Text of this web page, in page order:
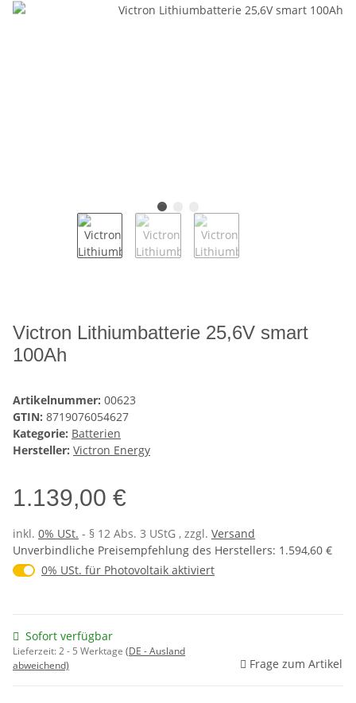
Victron Lithiumbatterie 25,6V smart
100Ah
Artikelnummer: 00623
GTIN: 8719076054627
Kategorie: Batterien
Hersteller: Victron Energy
1.139,00 €
inkl. 0% USt. - § 12 Abs. 3 UStG , zzgl. Versand
Unverbindliche Preisempfehlung des Herstellers: 1.594,60 €
0% USt. für Photovoltaik (§ 12 Abs. 3 UStG)
0% USt. für Photovoltaik aktiviert
Sofort verfügbar
Lieferzeit:2 - 5 Werktage (DE - Ausland
abweichend)
Frage zum Artikel